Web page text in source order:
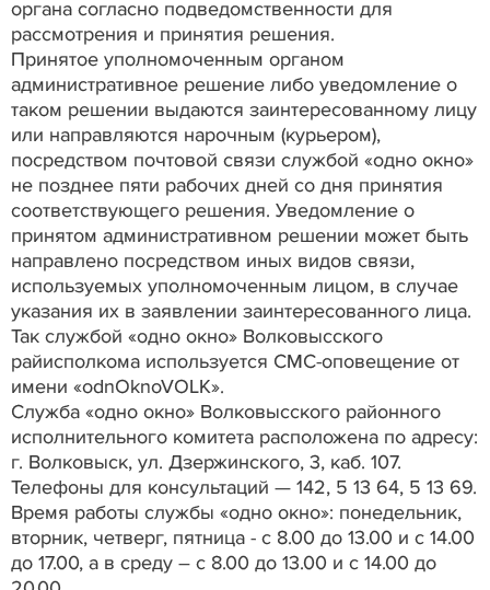
органа согласно подведомственности для
рассмотрения и принятия решения.
Принятое уполномоченным органом
административное решение либо уведомление о
таком решении выдаются заинтересованному лицу
или направляются нарочным (курьером),
посредством почтовой связи службой «одно окно»
не позднее пяти рабочих дней со дня принятия
соответствующего решения. Уведомление о
принятом административном решении может быть
направлено посредством иных видов связи,
используемых уполномоченным лицом, в случае
указания их в заявлении заинтересованного лица.
Так службой «одно окно» Волковысского
райисполкома используется СМС-оповещение от
имени «odnOknoVOLK».
Служба «одно окно» Волковысского районного
исполнительного комитета расположена по адресу:
г. Волковыск, ул. Дзержинского, 3, каб. 107.
Телефоны для консультаций — 142, 5 13 64, 5 13 69.
Время работы службы «одно окно»: понедельник,
вторник, четверг, пятница - с 8.00 до 13.00 и с 14.00
до 17.00, а в среду – с 8.00 до 13.00 и с 14.00 до